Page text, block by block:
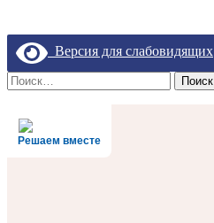
Версия для слабовидящих
Найти:
Решаем вместе